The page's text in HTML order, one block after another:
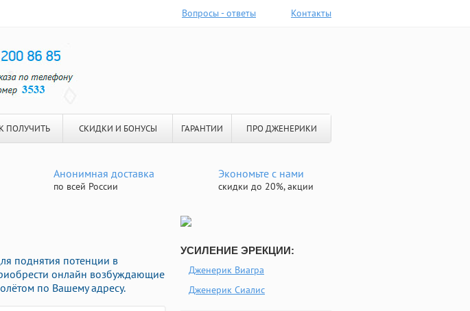
Вопросы - ответы Контакты
ПОЛУЧИТЬ СКИДКИ И БОНУСЫ ГАРАНТИИ ПРО ДЖЕНЕРИКИ
Анонимная доставка
по всей России
Экономьте с нами
скидки до 20%, акции
поднятия потенции в
онлайн возбуждающие
по Вашему адресу.
УСИЛЕНИЕ ЭРЕКЦИИ:
Дженерик Виагра
Дженерик Сиалис